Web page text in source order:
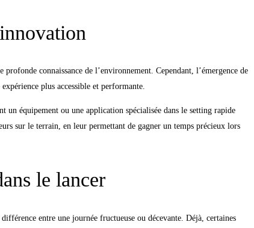
connaissance de l’environnement. Cependant, l’émergence de
plus accessible et performante.
équipement ou une application spécialisée dans le setting rapide
sur le terrain, en leur permettant de gagner un temps précieux lors
le lancer
entre une journée fructueuse ou décevante. Déjà, certaines